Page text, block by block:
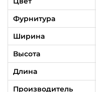
о
н
е
м
у
ж
Фурнитура
Ширина
Высота
Длина
Производитель